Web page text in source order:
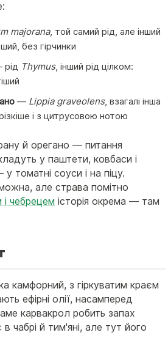
majorana, той самий рід, але інший
без гірчинки
Thymus, інший рід цілком:
— Lippia graveolens, взагалі інша
і з цитрусовою нотою
й орегано — питання
у паштети, ковбаси і
томатні соуси і на піцу.
але страва помітно
чебрецем історія окрема — там
камфорний, з гіркуватим краєм
ефірні олії, насамперед
карвакрол робить запах
чабрі й тим'яні, але тут його